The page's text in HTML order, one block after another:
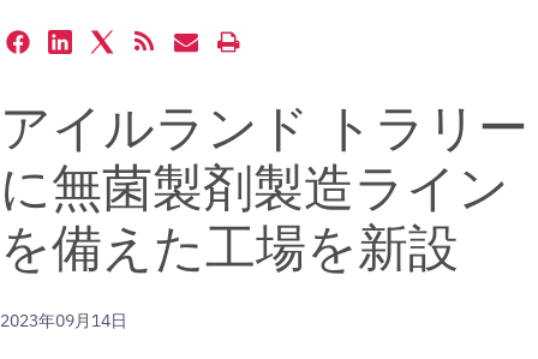
Open
version
of
this
page
Email
of
this
page
to
a
friend
Get
feed
for
this
page
Share
on
Twitter
Share
on
LinkedIn
Share
on
Facebook
アイルランド トラリー
に無菌製剤製造ライン
を備えた工場を新設
2023年09月14日